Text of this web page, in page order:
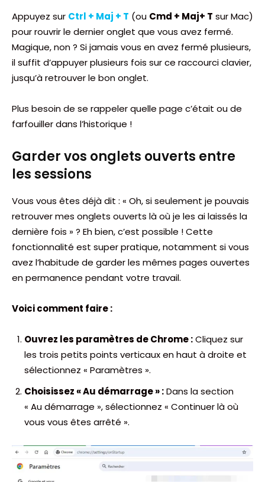
Appuyez sur Ctrl + Maj + T (ou Cmd + Maj+ T sur Mac)
pour rouvrir le dernier onglet que vous avez fermé.
Magique, non ? Si jamais vous en avez fermé plusieurs,
il suffit d’appuyer plusieurs fois sur ce raccourci clavier,
jusqu’à retrouver le bon onglet.
Plus besoin de se rappeler quelle page c’était ou de
farfouiller dans l’historique !
Garder vos onglets ouverts entre
les sessions
Vous vous êtes déjà dit : « Oh, si seulement je pouvais
retrouver mes onglets ouverts là où je les ai laissés la
dernière fois » ? Eh bien, c’est possible ! Cette
fonctionnalité est super pratique, notamment si vous
avez l’habitude de garder les mêmes pages ouvertes
en permanence pendant votre travail.
Voici comment faire :
Ouvrez les paramètres de Chrome :Cliquez sur
les trois petits points verticaux en haut à droite et
sélectionnez « Paramètres ».
Choisissez « Au démarrage » :Dans la section
« Au démarrage », sélectionnez « Continuer là où
vous vous êtes arrêté ».